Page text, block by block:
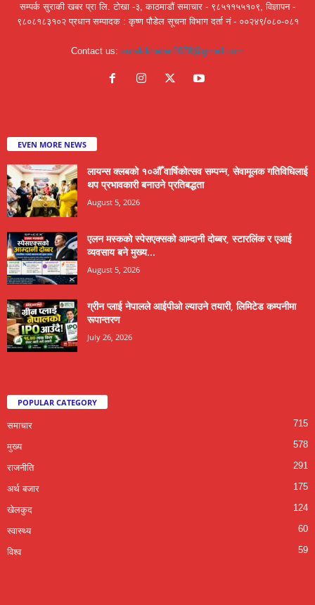
सम्पर्क सुराकी खबर प्रा लि. टोखा -३, काठमाडौं समाचार - ९८५११५५१०९, विज्ञापन -
९८०८१८३१०२ प्रधान सम्पादक : कृष्ण पौडेल सूचना विभाग दर्ता नं - ००२४९/०८०-०८१
Contact us: surakikhabar2078@gmail.com
EVEN MORE NEWS
लायन्स क्लबको १०औँ वार्षिकोत्सव सम्पन्न, सेवामूलक गतिविधिलाई
थप प्रभावकारी बनाउने प्रतिबद्धता
August 5, 2026
एलन मस्कको स्पेसएक्सको आम्दानी दोब्बर, स्टारलिंक र एआई
व्यवसाय बने मुख्य...
August 5, 2026
ग्रीन प्लाई नेपालले आईपीओ ल्याउने तयारी, लिमिटेड कम्पनीमा
रूपान्तरण
July 26, 2026
POPULAR CATEGORY
समाचार 715
मुख्य 578
राजनीति 291
अर्थ बजार 175
खेलकुद 124
स्वास्थ्य 60
विश्व 59